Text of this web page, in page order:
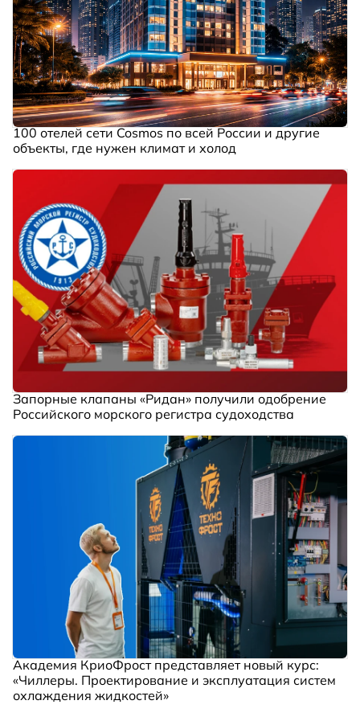
100 отелей сети Cosmos по всей России и другие
объекты, где нужен климат и холод
Запорные клапаны «Ридан» получили одобрение
Российского морского регистра судоходства
Академия КриоФрост представляет новый курс:
«Чиллеры. Проектирование и эксплуатация систем
охлаждения жидкостей»